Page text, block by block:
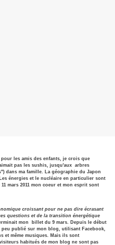
les amis des enfants, je crois que
pas les sushis, jusqu'aux arbres
dans ma famille. La géographie du Japon
énergies et le nucléaire en particulier sont
mars 2011 mon coeur et mon esprit sont
croissant pour ne pas dire écrasant
questions et de la transition énergétique
mon billet du 9 mars. Depuis le début
publié sur mon blog, utilisant Facebook,
et même musiques. Mais ils sont
habitués de mon blog ne sont pas